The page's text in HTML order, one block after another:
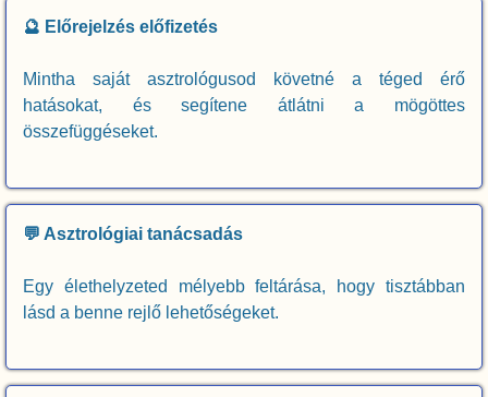
🔮 Előrejelzés előfizetés
Mintha saját asztrológusod követné a téged érő
hatásokat, és segítene átlátni a mögöttes
összefüggéseket.
💬 Asztrológiai tanácsadás
Egy élethelyzeted mélyebb feltárása, hogy tisztábban
lásd a benne rejlő lehetőségeket.